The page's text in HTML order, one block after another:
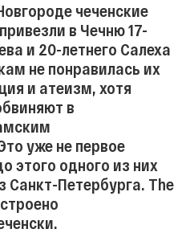
чеченские
в Чечню 17-
и 20-летнего Салеха
не понравилась их
и атеизм, хотя
в
уже не первое
этого одного из них
Санкт-Петербурга. The